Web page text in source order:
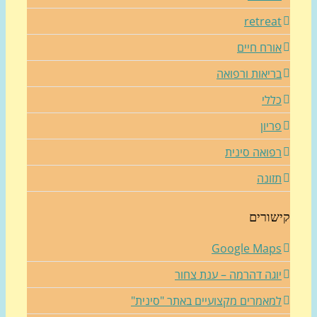
חיים
ורפואה
סינית
Google
דהרמה – ענת צחור
מקצועיים באתר "סינית"